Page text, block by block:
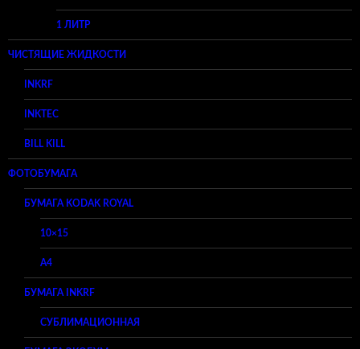
1 ЛИТР
ЧИСТЯЩИЕ ЖИДКОСТИ
INKRF
INKTEC
BILL KILL
ФОТОБУМАГА
БУМАГА KODAK ROYAL
10×15
A4
БУМАГА INKRF
СУБЛИМАЦИОННАЯ